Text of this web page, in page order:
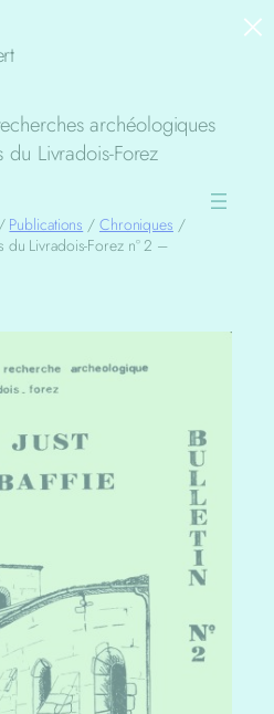
archéologiques
du Livradois-Forez
/ Publications / Chroniques /
Livradois-Forez n° 2 –
×